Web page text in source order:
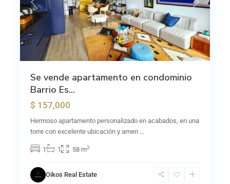
Previous Next
Se vende apartamento en condominio
Barrio Es...
$ 157,000
Hermoso apartamento personalizado en acabados, en una
torre con excelente ubicación y amen ...
1 1 58 m2
Oikos Real Estate
Carmen
de